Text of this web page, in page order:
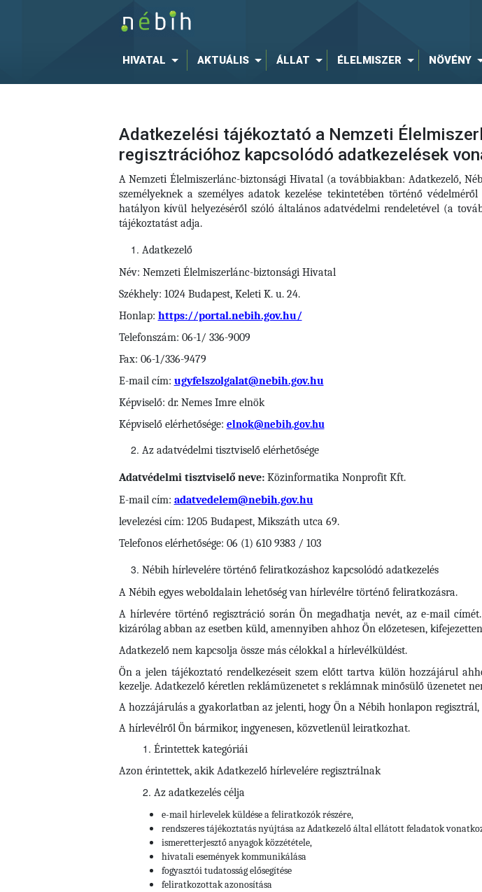
HIVATAL AKTUÁLIS ÁLLAT ÉLELMISZER NÖVÉNY
Adatkezelési tájékoztató a Nemzeti
regisztrációhoz kapcsolódó adatkezelések
A Nemzeti Élelmiszerlánc-biztonsági Hivatal (a továbbiakban: Adatkezelő,
személyeknek a személyes adatok kezelése tekintetében történő
hatályon kívül helyezéséről szóló általános adatvédelmi rendeletével (a
tájékoztatást adja.
Adatkezelő
Név: Nemzeti Élelmiszerlánc-biztonsági Hivatal
Székhely: 1024 Budapest, Keleti K. u. 24.
Honlap: https://portal.nebih.gov.hu/
Telefonszám: 06-1/ 336-9009
Fax: 06-1/336-9479
E-mail cím: ugyfelszolgalat@nebih.gov.hu
Képviselő: dr. Nemes Imre elnök
Képviselő elérhetősége: elnok@nebih.gov.hu
Az adatvédelmi tisztviselő elérhetősége
Adatvédelmi tisztviselő neve:Közinformatika Nonprofit Kft.
E-mail cím: adatvedelem@nebih.gov.hu
levelezési cím: 1205 Budapest, Mikszáth utca 69.
Telefonos elérhetősége: 06 (1) 610 9383 / 103
Nébihhírlevelére történő feliratkozáshoz kapcsolódó adatkezelés
A Nébih egyes weboldalain lehetőség van hírlevélre történő feliratkozásra.
A hírlevére történő regisztráció során Ön megadhatja nevét, az e-mail
kizárólag abban az esetben küld, amennyiben ahhoz Ön előzetesen,
Adatkezelő nem kapcsolja össze más célokkal a hírlevélküldést.
Ön a jelen tájékoztató rendelkezéseit szem előtt tartva külön hozzájárul
kezelje. Adatkezelő kéretlen reklámüzenetet s reklámnak minősülő üzenetet
A hozzájárulás a gyakorlatban az jelenti, hogy Ön a Nébih honlapon
A hírlevélről Ön bármikor, ingyenesen, közvetlenül leiratkozhat.
Érintettek kategóriái
Azon érintettek, akik Adatkezelő hírlevelére regisztrálnak
Az adatkezelés célja
e-mail hírlevelek küldése a feliratkozók részére,
rendszeres tájékoztatás nyújtása az Adatkezelő által ellátott feladatok
ismeretterjesztő anyagok közzététele,
hivatali események kommunikálása
fogyasztói tudatosság elősegítése
feliratkozottak azonosítása